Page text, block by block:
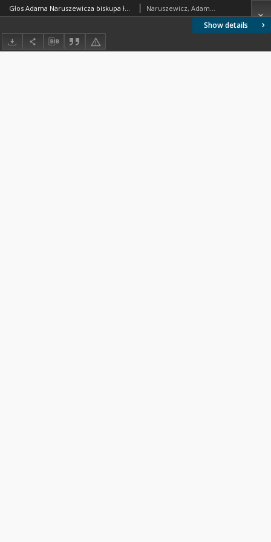
Show details
Głos Adama Naruszewicza biskupa łuckiego i brzeskiego przy założeniu pierwszego kamienia na Kościół Opatrznosci Boskiey r. 1792 dnia 3 maia na placu Uiazdowskim miany Naruszewicz, Adamd (1733-1796)